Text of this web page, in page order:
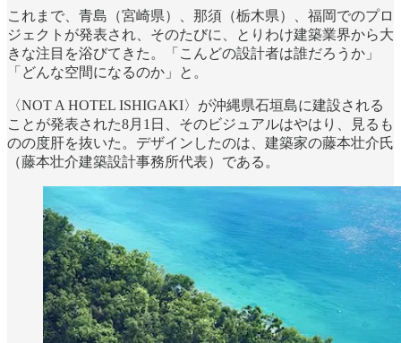
これまで、青島（宮崎県）、那須（栃木県）、福岡でのプロ
ジェクトが発表され、そのたびに、とりわけ建築業界から大
きな注目を浴びてきた。「こんどの設計者は誰だろうか」
「どんな空間になるのか」と。
〈NOT A HOTEL ISHIGAKI〉が沖縄県石垣島に建設される
ことが発表された8月1日、そのビジュアルはやはり、見るも
のの度肝を抜いた。デザインしたのは、建築家の藤本壮介氏
（藤本壮介建築設計事務所代表）である。